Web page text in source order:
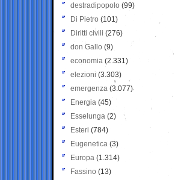
destradipopolo (99)
Di Pietro (101)
Diritti civili (276)
don Gallo (9)
economia (2.331)
elezioni (3.303)
emergenza (3.077)
Energia (45)
Esselunga (2)
Esteri (784)
Eugenetica (3)
Europa (1.314)
Fassino (13)